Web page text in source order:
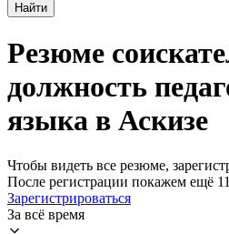
Найти
Резюме
должность
языка в Аскизе
Чтобы видеть все резюме,
После регистрации покажем ещё
Зарегистрироваться
За всё время